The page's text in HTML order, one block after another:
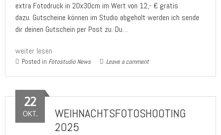
extra Fotodruck in 20x30cm im Wert von 12,- € gratis
dazu. Gutscheine können im Studio abgeholt werden ich sende
dir deinen Gutschein per Post zu. Du…
weiter lesen
Posted in Fotostudio News Leave a comment
WEIHNACHTSFOTOSHOOTING
2025
22
OKT.